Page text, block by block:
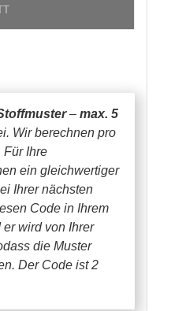
– max. 5
Wir berechnen pro
Für Ihre
ein gleichwertiger
Ihrer nächsten
Code in Ihrem
wird von Ihrer
die Muster
Der Code ist 2